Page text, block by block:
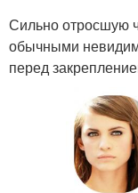
Сильно отросшую
обычными
перед